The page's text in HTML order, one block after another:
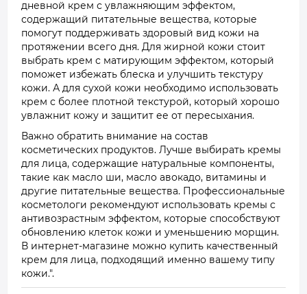
дневной крем с увлажняющим эффектом,
содержащий питательные вещества, которые
помогут поддерживать здоровый вид кожи на
протяжении всего дня. Для жирной кожи стоит
выбрать крем с матирующим эффектом, который
поможет избежать блеска и улучшить текстуру
кожи. А для сухой кожи необходимо использовать
крем с более плотной текстурой, который хорошо
увлажнит кожу и защитит ее от пересыхания.
Важно обратить внимание на состав
косметических продуктов. Лучше выбирать кремы
для лица, содержащие натуральные компоненты,
такие как масло ши, масло авокадо, витамины и
другие питательные вещества. Профессиональные
косметологи рекомендуют использовать кремы с
антивозрастным эффектом, которые способствуют
обновлению клеток кожи и уменьшению морщин.
В интернет-магазине можно купить качественный
крем для лица, подходящий именно вашему типу
кожи.".